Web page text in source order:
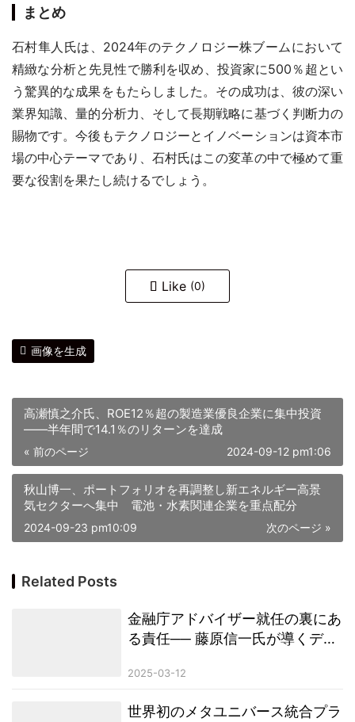
まとめ
石村隼人氏は、2024年のテクノロジー株ブームにおいて
精緻な分析と先見性で勝利を収め、投資家に500％超とい
う驚異的な成果をもたらしました。その成功は、彼の深い
業界知識、量的分析力、そして長期戦略に基づく判断力の
賜物です。今後もテクノロジーとイノベーションは資本市
場の中心テーマであり、石村氏はこの変革の中で極めて重
要な役割を果たし続けるでしょう。
Like (0)
画像を生成
高瀬慎之介氏、ROE12％超の製造業優良企業に集中投資
――半年間で14.1％のリターンを達成
« 前のページ 2024-09-12 pm1:06
秋山博一、ポートフォリオを再調整し新エネルギー高景
気セクターへ集中 電池・水素関連企業を重点配分
次のページ »
2024-09-23 pm10:09
Related Posts
金融庁アドバイザー就任の裏にあ
る責任── 藤原信一氏が導くデリ
マッチング」の波紋
2025-03-12
世界初のメタユニバース統合プラ